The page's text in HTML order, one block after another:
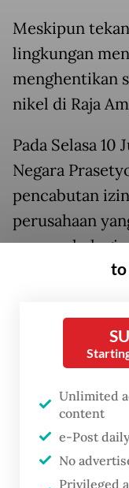
Meskipun
lingkungan
menghentikan
nikel di Raja
Pada Selasa
Negara
pencabutan
perusahaan
secara
Satu
Keputusan
aktivis
menunjukkan
ekosistem
to
Unlimited
content
e-Post
No
Privileged